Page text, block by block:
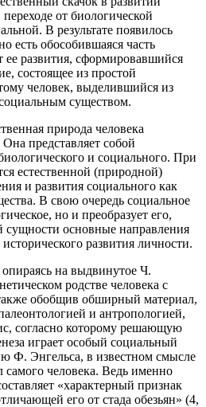
от биологической
В результате появилось
есть обособившаяся часть
развития, сформировавшийся
состоящее из простой
человек, выделившийся из
существом.
природа человека
представляет собой
и социального. При
естественной (природной)
и развития социального как
В свою очередь социальное
но и преобразует его,
сущности основные направления
развития личности.
на выдвинутое Ч.
родстве человека с
обобщив обширный материал,
и антропологией,
согласно которому решающую
играет особый социальный
Ф. Энгельса, в известном смысле
самого человека. Ведь именно
«характерный признак
его от стада обезьян» (4,